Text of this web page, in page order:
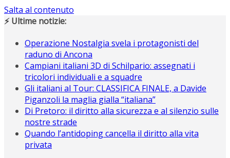
Salta al contenuto
⚡ Ultime notizie:
Operazione Nostalgia svela i protagonisti del
raduno di Ancona
Campiani italiani 3D di Schilpario: assegnati i
tricolori individuali e a squadre
Gli italiani al Tour: CLASSIFICA FINALE, a Davide
Piganzoli la maglia gialla “italiana”
Di Pretoro: il diritto alla sicurezza e al silenzio sulle
nostre strade
Quando l’antidoping cancella il diritto alla vita
privata